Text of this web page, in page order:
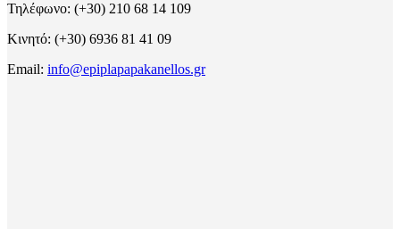
Τηλέφωνο: (+30) 210 68 14 109
Κινητό: (+30) 6936 81 41 09
Email: info@epiplapapakanellos.gr